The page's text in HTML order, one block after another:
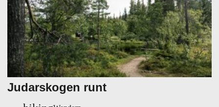
Judarskogen runt